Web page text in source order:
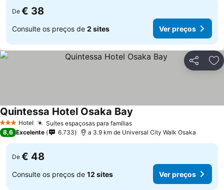
De € 38
Consulte os preços de 2 sites Ver preços
Partilhar
3 EstrelasHotel Suítes espaçosas para famílias
Quintessa Hotel Osaka Bay
8,6 Excelente 6.733 a 3.9 km de Universal City Walk Osaka
De € 48
Consulte os preços de 12 sites Ver preços